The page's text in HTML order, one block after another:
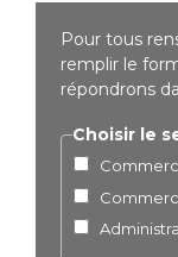
Pour tous
remplir le
répondrons
Choisir le